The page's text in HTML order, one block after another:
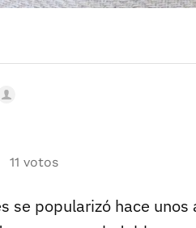
11 votos
se popularizó hace